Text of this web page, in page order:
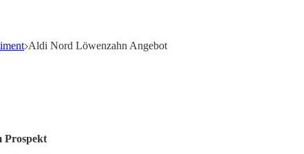
Aldi Nord Löwenzahn Angebot
Prospekt